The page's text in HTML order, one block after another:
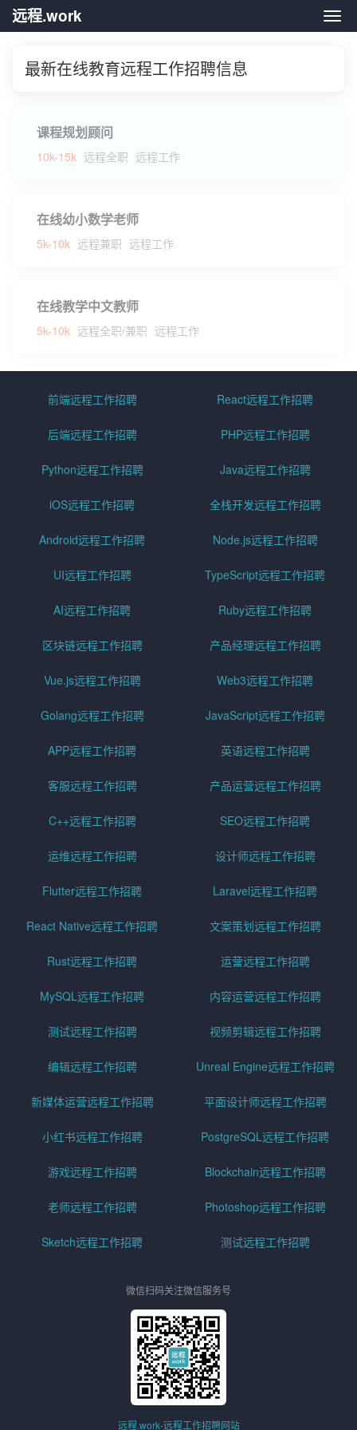
远
远程.work
最新在线教育远程工作招聘信息
课程规划顾问
10k-15k 远程全职 远程工作
在线幼小数学老师
5k-10k 远程兼职 远程工作
在线教学中文教师
5k-10k 远程全职/兼职 远程工作
前端远程工作招聘 React远程工作招聘
后端远程工作招聘 PHP远程工作招聘
Python远程工作招聘 Java远程工作招聘
iOS远程工作招聘 全栈开发远程工作招聘
Android远程工作招聘 Node.js远程工作招聘
UI远程工作招聘 TypeScript远程工作招聘
AI远程工作招聘 Ruby远程工作招聘
区块链远程工作招聘 产品经理远程工作招聘
Vue.js远程工作招聘 Web3远程工作招聘
Golang远程工作招聘 JavaScript远程工作招聘
APP远程工作招聘 英语远程工作招聘
客服远程工作招聘 产品运营远程工作招聘
C++远程工作招聘 SEO远程工作招聘
运维远程工作招聘 设计师远程工作招聘
Flutter远程工作招聘 Laravel远程工作招聘
React Native远程工作招聘 文案策划远程工作招聘
Rust远程工作招聘 运营远程工作招聘
MySQL远程工作招聘 内容运营远程工作招聘
测试远程工作招聘 视频剪辑远程工作招聘
编辑远程工作招聘 Unreal Engine远程工作招聘
新媒体运营远程工作招聘 平面设计师远程工作招聘
小红书远程工作招聘 PostgreSQL远程工作招聘
游戏远程工作招聘 Blockchain远程工作招聘
老师远程工作招聘 Photoshop远程工作招聘
Sketch远程工作招聘 测试远程工作招聘
微信扫码关注微信服务号
远程.work-远程工作招聘网站